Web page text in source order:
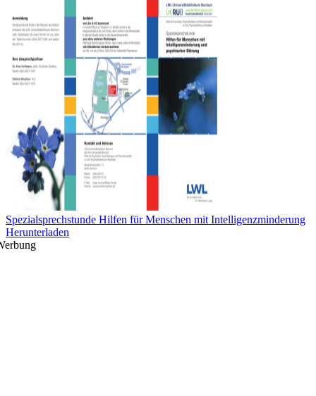
Spezialsprechstunde Hilfen für Menschen mit Intelligenzminderung
Herunterladen